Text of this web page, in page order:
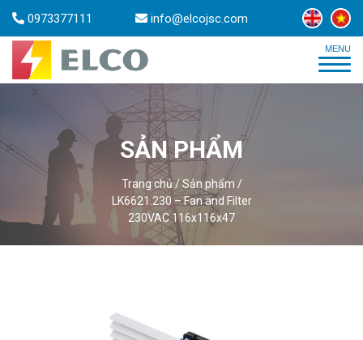
0973377111 info@elcojsc.com
SẢN PHẨM
Trang chủ/Sản phẩm /
LK6621.230 – Fan and Filter
230VAC 116x116x47